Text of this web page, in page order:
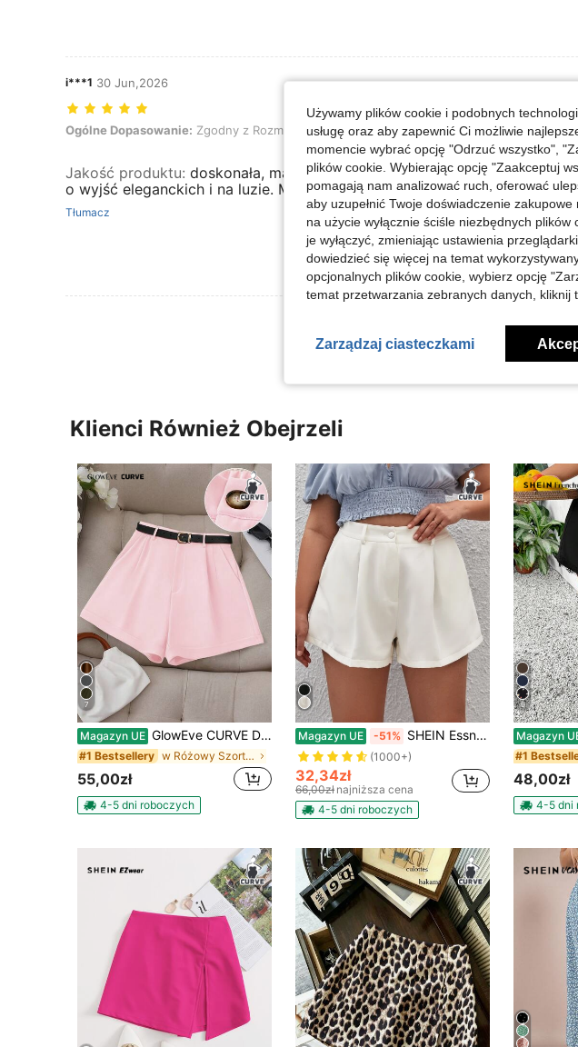
i***1 30 Jun,2026
Ogólne Dopasowanie: Zgodny z Rozmiarem, Kolor: Biały, Rozmiar: 1XL
Ogólne Dopasowanie: Zgodny z Rozmiarem Kolor:Biały Rozmiar: 1XL
Jakość produktu: doskonała, materiał się gniecie więc trzeba prasować.
o wyjść eleganckich i na luzie. Materiał nie prześwituje, ma wszyte
Tłumacz
Klienci Również Obejrzeli
7
Magazyn UE GlowEve CURVE Damskie, plisowane szorty w jednolitym kolorze, w dużych rozmiarach, idealne do codziennych dojazdów do pracy, na lato
#1 Bestsellery w Różowy Szorty w dużych rozmiarach
55,00zł
4-5 dni roboczych
Magazyn UE -51% SHEIN Essnce Szorty Rozmiar Plus Guziki Prosty Casual
(1000+)
32,34zł
66,00zł najniższa cena
4-5 dni roboczych
6
Magazyn
#1
48,00zł
4-5 dni
Używamy plików cookie i podobnych
usługę oraz aby zapewnić Ci możliwie
momencie wybrać opcję "Odrzuć wszystko",
plików cookie. Wybierając opcję "Zaakceptuj
pomagają nam analizować ruch, oferować
aby uzupełnić Twoje doświadczenie
na użycie wyłącznie ściśle niezbędnych
je wyłączyć, zmieniając ustawienia
dowiedzieć się więcej na temat
opcjonalnych plików cookie, wybierz opcję
temat przetwarzania zebranych danych, kliknij
Zarządzaj ciasteczkami